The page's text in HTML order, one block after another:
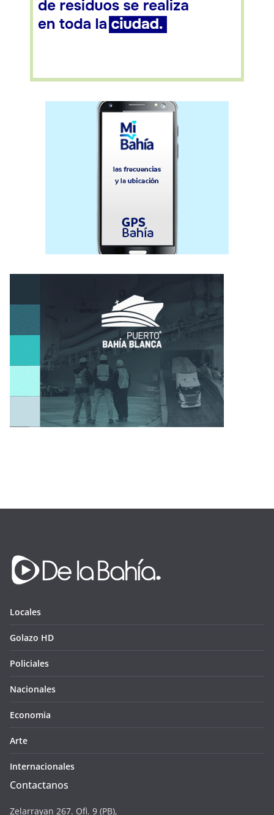
Locales
Golazo HD
Policiales
Nacionales
Economia
Arte
Internacionales
Contactanos
Zelarrayan 267. Ofi. 9 (PB),